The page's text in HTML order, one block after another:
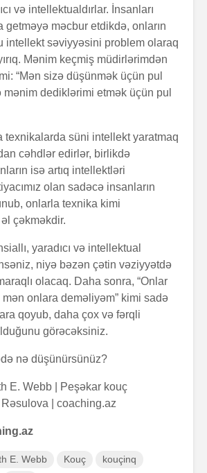
və intellektualdırlar. İnsanları
getməyə məcbur etdikdə, onların
intellekt səviyyəsini problem olaraq
Mənim keçmiş müdirlərimdən
“Mən sizə düşünmək üçün pul
dediklərimi etmək üçün pul
texnikalarda süni intellekt yaratmaq
cəhdlər edirlər, birlikdə
isə artıq intellektləri
olan sadəcə insanların
onlarla texnika kimi
çəkməkdir.
yaradıcı və intellektual
niyə bəzən çətin vəziyyətdə
olacaq. Daha sonra, “Onlar
mən onlara deməliyəm” kimi sadə
qoyub, daha çox və fərqli
görəcəksiniz.
nə düşünürsünüz?
E. Webb | Peşəkar kouç
Rəsulova | coaching.az
E. Webb Kouç
kouçinq